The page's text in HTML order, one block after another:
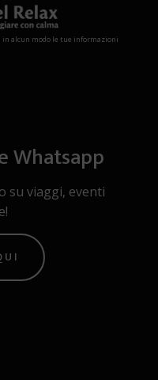
alcun modo le tue informazioni
Whatsapp
su viaggi, eventi